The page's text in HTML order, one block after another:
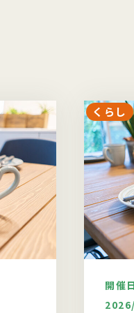
くらし
開催